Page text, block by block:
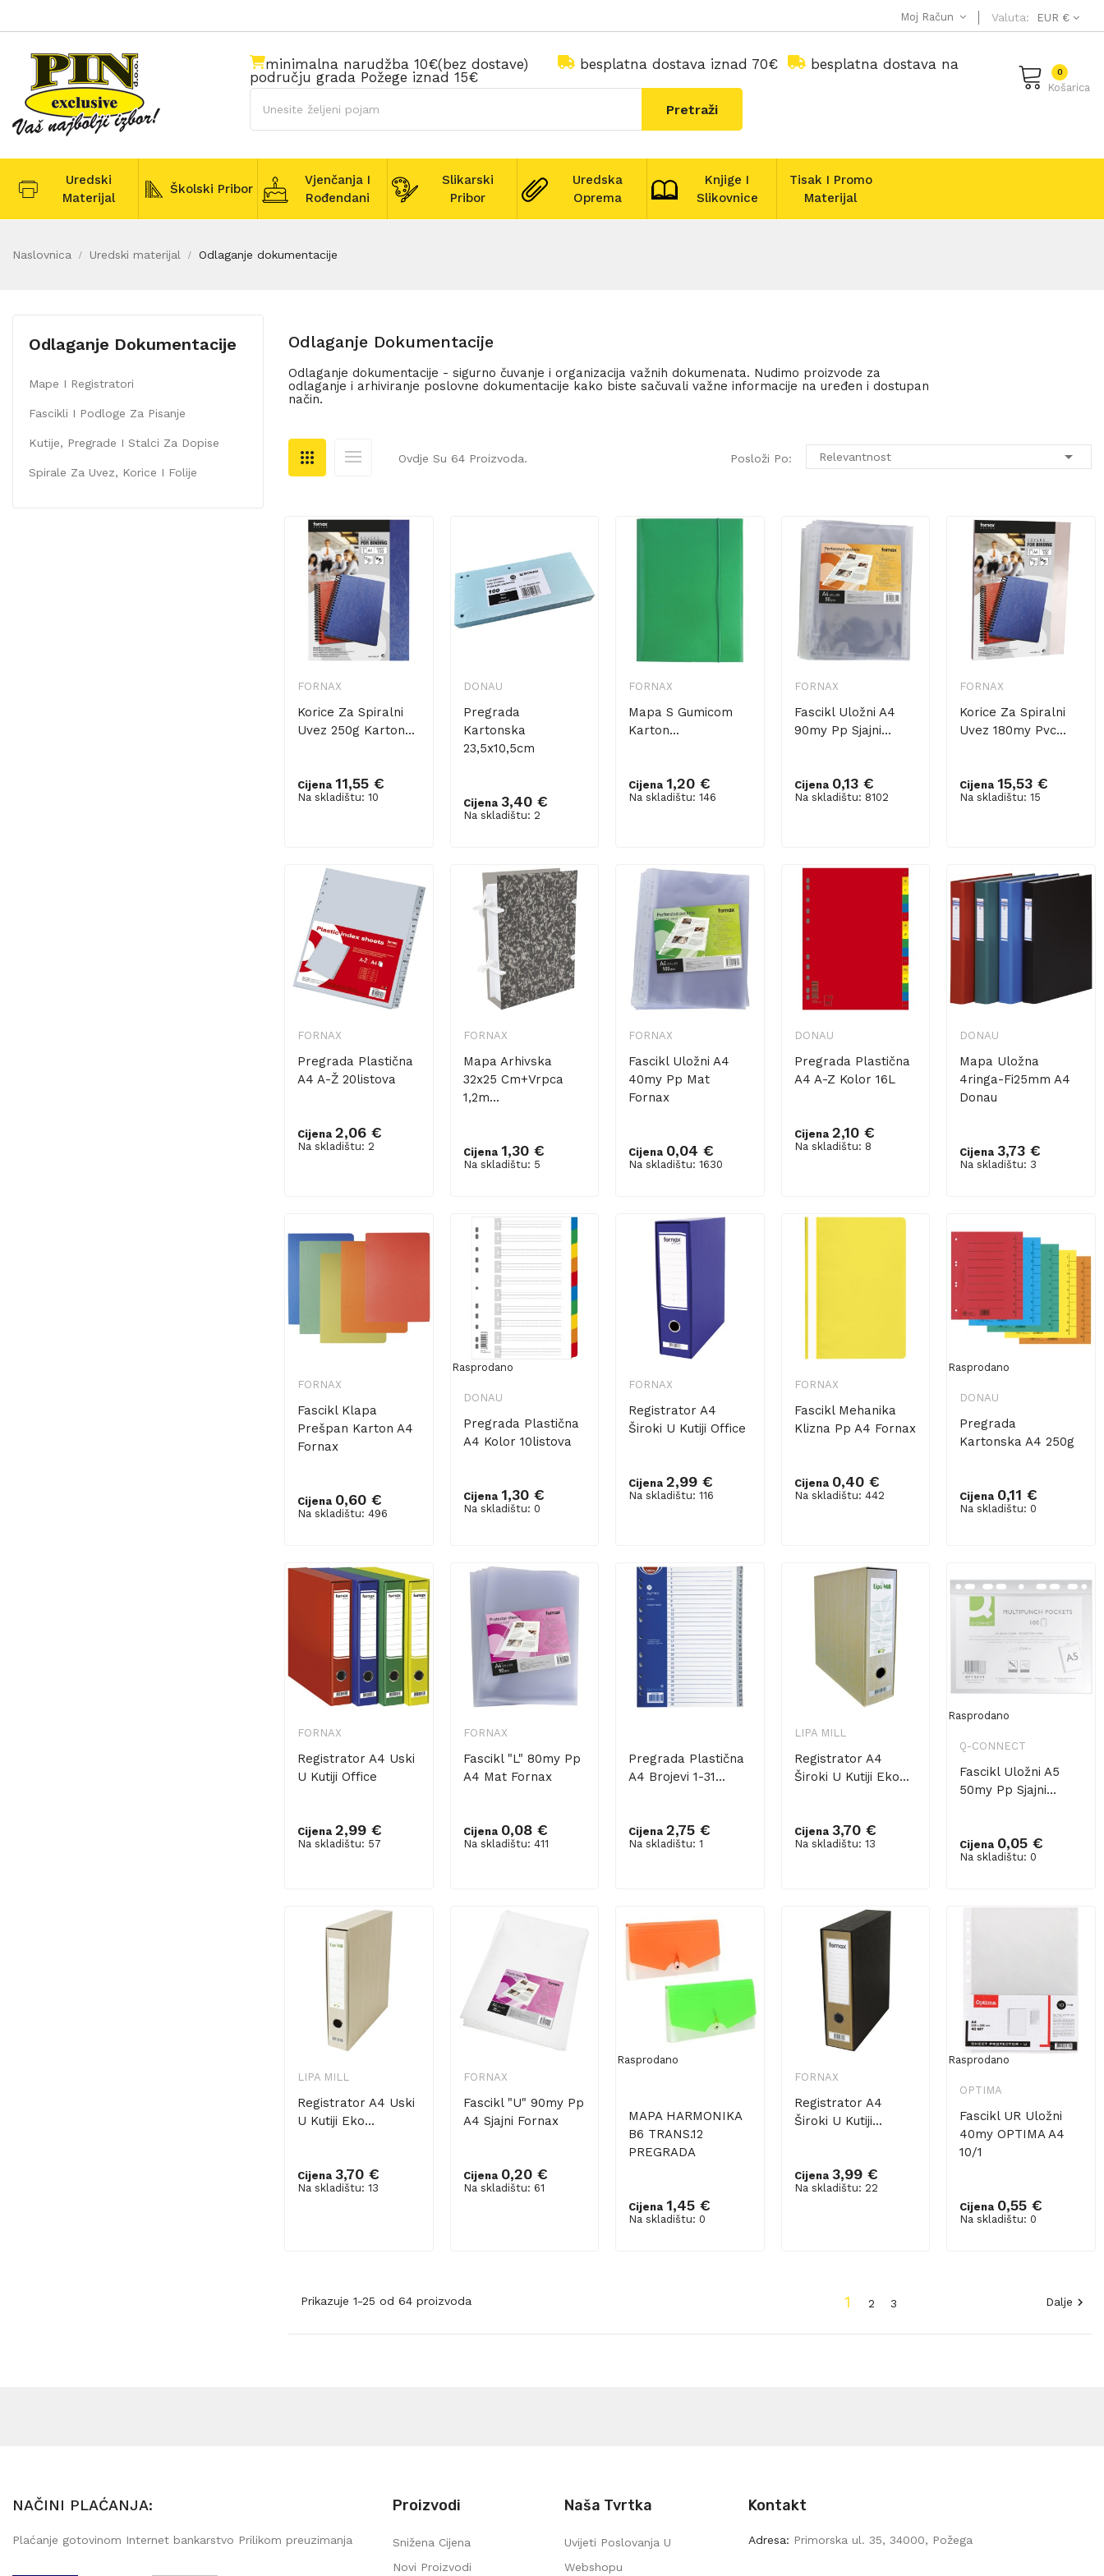
Valuta: EUR €
Moj Račun
Košarica
0
minimalna narudžba 10€(bez dostave) besplatna dostava iznad 70€
besplatna dostava na
području grada Požege iznad 15€
Pretraži
Uredski
Materijal
Školski Pribor
Vjenčanja I
Rođendani
Slikarski
Pribor
Uredska
Oprema
Knjige I
Slikovnice
Tisak I Promo
Materijal
Naslovnica Uredski materijal Odlaganje dokumentacije
Odlaganje Dokumentacije
Mape I Registratori
Fascikli I Podloge Za Pisanje
Kutije, Pregrade I Stalci Za Dopise
Spirale Za Uvez, Korice I Folije
Odlaganje Dokumentacije
Odlaganje dokumentacije - sigurno čuvanje i organizacija važnih dokumenata. Nudimo proizvode za
odlaganje i arhiviranje poslovne dokumentacije kako biste sačuvali važne informacije na uređen i dostupan
način.
Ovdje Su 64 Proizvoda. Posloži Po: Relevantnost 
FORNAX
Korice Za Spiralni
Uvez 250g Karton...
Cijena 11,55 €
Na skladištu: 10
Dodaj u košaricu
DONAU
Pregrada
Kartonska
23,5x10,5cm
Cijena 3,40 €
Na skladištu: 2
Dodaj u košaricu
FORNAX
Mapa S Gumicom
Karton...
Cijena 1,20 €
Na skladištu: 146
Dodaj u košaricu
FORNAX
Fascikl Uložni A4
90my Pp Sjajni...
Cijena 0,13 €
Na skladištu: 8102
Dodaj u košaricu
FORNAX
Korice Za Spiralni
Uvez 180my Pvc...
Cijena 15,53 €
Na skladištu: 15
Dodaj u košaricu
FORNAX
Pregrada Plastična
A4 A-Ž 20listova
Cijena 2,06 €
Na skladištu: 2
Dodaj u košaricu
FORNAX
Mapa Arhivska
32x25 Cm+vrpca
1,2m...
Cijena 1,30 €
Na skladištu: 5
Dodaj u košaricu
FORNAX
Fascikl Uložni A4
40my Pp Mat
Fornax
Cijena 0,04 €
Na skladištu: 1630
Dodaj u košaricu
DONAU
Pregrada Plastična
A4 A-Z Kolor 16L
Cijena 2,10 €
Na skladištu: 8
Dodaj u košaricu
DONAU
Mapa Uložna
4ringa-Fi25mm A4
Donau
Cijena 3,73 €
Na skladištu: 3
Dodaj u košaricu
FORNAX
Fascikl Klapa
Prešpan Karton A4
Fornax
Cijena 0,60 €
Na skladištu: 496
Dodaj u košaricu
Rasprodano
DONAU
Pregrada Plastična
A4 Kolor 10listova
Cijena 1,30 €
Na skladištu: 0
FORNAX
Registrator A4
Široki U Kutiji Office
Cijena 2,99 €
Na skladištu: 116
Dodaj u košaricu
FORNAX
Fascikl Mehanika
Klizna Pp A4 Fornax
Cijena 0,40 €
Na skladištu: 442
Dodaj u košaricu
Rasprodano
DONAU
Pregrada
Kartonska A4 250g
Cijena 0,11 €
Na skladištu: 0
FORNAX
Registrator A4 Uski
U Kutiji Office
Cijena 2,99 €
Na skladištu: 57
Dodaj u košaricu
FORNAX
Fascikl "L" 80my Pp
A4 Mat Fornax
Cijena 0,08 €
Na skladištu: 411
Dodaj u košaricu
Pregrada Plastična
A4 Brojevi 1-31...
Cijena 2,75 €
Na skladištu: 1
Dodaj u košaricu
LIPA MILL
Registrator A4
Široki U Kutiji Eko...
Cijena 3,70 €
Na skladištu: 13
Dodaj u košaricu
Rasprodano
Q-CONNECT
Fascikl Uložni A5
50my Pp Sjajni...
Cijena 0,05 €
Na skladištu: 0
LIPA MILL
Registrator A4 Uski
U Kutiji Eko...
Cijena 3,70 €
Na skladištu: 13
FORNAX
Fascikl "U" 90my Pp
A4 Sjajni Fornax
Cijena 0,20 €
Na skladištu: 61
Rasprodano
MAPA HARMONIKA
B6 TRANS.12
PREGRADA
Cijena 1,45 €
Na skladištu: 0
FORNAX
Registrator A4
Široki U Kutiji...
Cijena 3,99 €
Na skladištu: 22
Rasprodano
OPTIMA
Fascikl UR Uložni
40my OPTIMA A4
10/1
Cijena 0,55 €
Na skladištu: 0
Prikazuje 1-25 od 64 proizvoda 1 2 3 Dalje 
NAČINI PLAĆANJA:
Plaćanje gotovinom Internet bankarstvo Prilikom preuzimanja
Proizvodi
Snižena Cijena
Novi Proizvodi
Naša Tvrtka
Uvijeti Poslovanja U
Webshopu
Kontakt
Adresa: Primorska ul. 35, 34000, Požega